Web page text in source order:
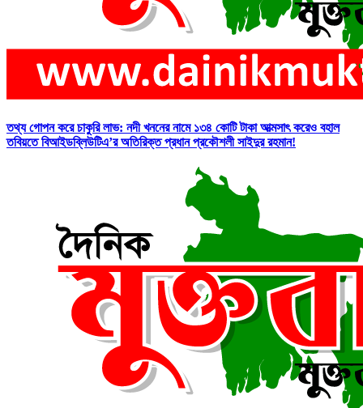
তথ্য গোপন করে চাকুরি লাভ: নদী খননের নামে ১৩৪ কোটি টাকা আত্মসাৎ করেও বহাল
তবিয়তে বিআইডব্লিউটিএ’র অতিরিক্ত প্রধান প্রকৌশলী সাইদুর রহমান!